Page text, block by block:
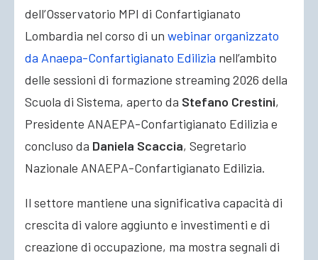
dell’Osservatorio MPI di Confartigianato
Lombardia nel corso di un webinar organizzato
da Anaepa-Confartigianato Edilizia nell’ambito
delle sessioni di formazione streaming 2026 della
Scuola di Sistema, aperto da Stefano Crestini,
Presidente ANAEPA-Confartigianato Edilizia e
concluso da Daniela Scaccia, Segretario
Nazionale ANAEPA-Confartigianato Edilizia.
Il settore mantiene una significativa capacità di
crescita di valore aggiunto e investimenti e di
creazione di occupazione, ma mostra segnali di